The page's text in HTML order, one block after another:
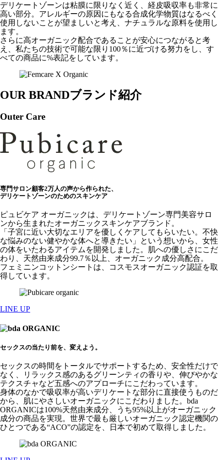
デリケートゾーンは粘膜に限りなく近く、経皮吸収率も非常に
高い部分。アレルギーの原因にもなる合成化学物質はなるべく
使用しないことが望ましいと考え、ナチュラルな原料を使用し
ます。
さらに高オーガニック配合であることが安心につながると考
え、私たちの技術で可能な限り100％に近づける努力をし、す
べての商品に%表記をしています。
OUR BRANDブランド紹介
Outer Care
専門サロン顧客2万人の声から作られた、
デリケートゾーンのためのスキンケア
ピュビケア オーガニックは、デリケートゾーン専門美容サロ
ンから生まれたオーガニックスキンケアブランド。
「子宮に近い大切なエリアを優しくケアしてもらいたい。不快
な悩みのない健やかな体へと導きたい」という想いから、女性
の体をいたわるアイテムを開発しました。肌への優しさにこだ
わり、天然由来成分99.7％以上、オーガニック成分高配合。
フェミニンコットンシートは、コスモスオーガニック認証を取
得しています。
LINE UP
セックスの当たり前を、変えよう。
セックスの時間をトータルでサポートするため、安全性だけで
なく、リラックス感のあるグリーンティの香りや、伸びやかな
テクスチャなど五感へのアプローチにこだわっています。
身体のなかで吸収率が高いデリケートな部分に直接使うものだ
から、肌にやさしいオーガニックにこだわりました。bda
ORGANICは100%天然由来成分、うち95%以上がオーガニック
成分の商品を実現。世界で最も厳しいオーガニック認定機関の
ひとつである“ACO”の認定を、日本で初めて取得しました。